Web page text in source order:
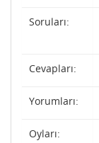
Soruları:
Cevapları:
Yorumları:
Oyları: